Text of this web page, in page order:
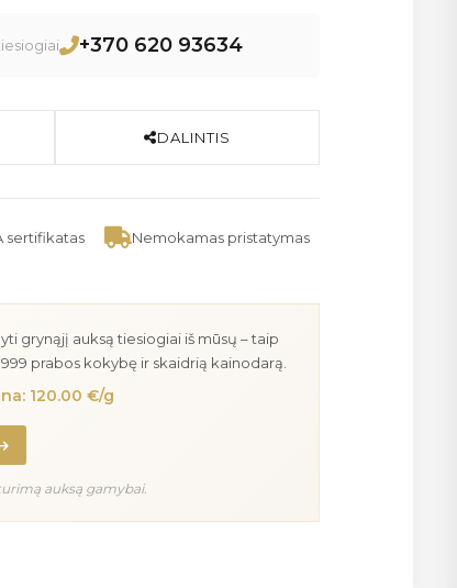
+370 620 93634
DALINTIS
sertifikatas Nemokamas pristatymas
grynąjį auksą tiesiogiai iš mūsų – taip
prabos kokybę ir skaidrią kainodarą.
120.00 €/g
auksą gamybai.